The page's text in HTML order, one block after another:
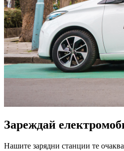
Зареждай
Нашите зарядни станции те